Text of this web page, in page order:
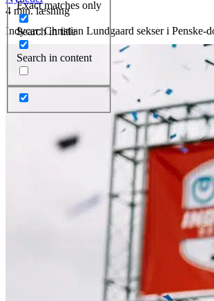
Exact matches only
Search in title
Search in content
4 min. læsning
Indycar: Christian Lundgaard sekser i Penske-